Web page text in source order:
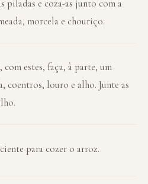
piladas e coza-as junto com a
morcela e chouriço.
estes, faça, à parte, um
coentros, louro e alho. Junte as
para cozer o arroz.